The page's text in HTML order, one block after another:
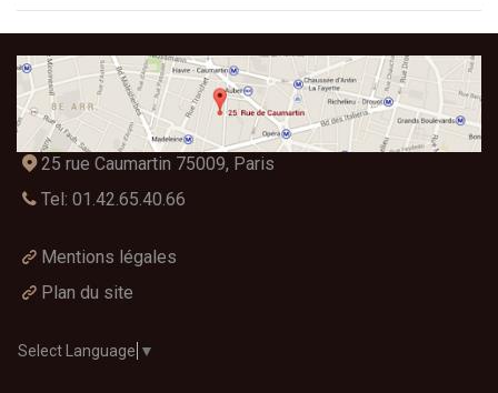
25 rue Caumartin 75009, Paris
Tel: 01.42.65.40.66
Mentions légales
Plan du site
Select Language ▼